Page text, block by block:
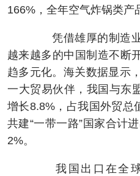
166%，全年空气炸锅类产
凭借雄厚的制造业基
越来越多的中国制造不断
趋多元化。海关数据显示
一大贸易伙伴，我国与东
增长8.8%，占我国外贸总
共建“一带一路”国家合计
2%。
我国出口在全球市